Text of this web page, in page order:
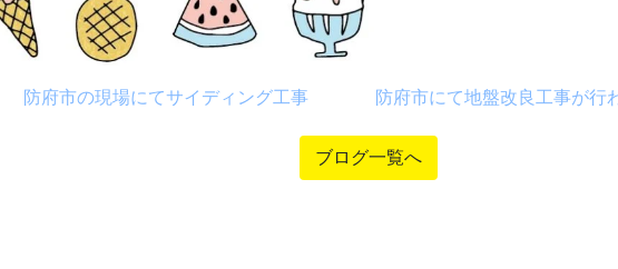
防府市の現場にてサイディング工事 防府市にて地盤改良工事が行
ブログ一覧へ